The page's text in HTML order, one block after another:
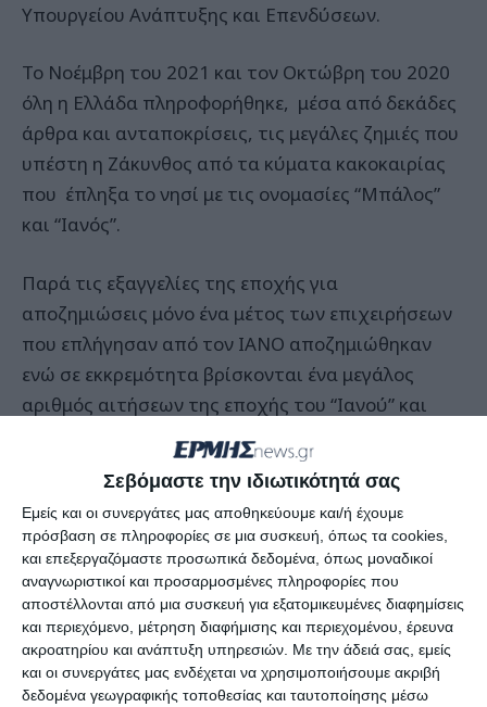
Σεβόμαστε την ιδιωτικότητά σας
Εμείς και οι συνεργάτες μας αποθηκεύουμε και/ή έχουμε
πρόσβαση σε πληροφορίες σε μια συσκευή, όπως τα cookies,
και επεξεργαζόμαστε προσωπικά δεδομένα, όπως μοναδικοί
αναγνωριστικοί και προσαρμοσμένες πληροφορίες που
αποστέλλονται από μια συσκευή για εξατομικευμένες διαφημίσεις
και περιεχόμενο, μέτρηση διαφήμισης και περιεχομένου, έρευνα
ακροατηρίου και ανάπτυξη υπηρεσιών. Με την άδειά σας, εμείς
και οι συνεργάτες μας ενδέχεται να χρησιμοποιήσουμε ακριβή
δεδομένα γεωγραφικής τοποθεσίας και ταυτοποίησης μέσω
Υπουργείου Ανάπτυξης και Επενδύσεων.
Το Νοέμβρη του 2021 και τον Οκτώβρη του 2020
όλη η Ελλάδα πληροφορήθηκε, μέσα από δεκάδες
άρθρα και ανταποκρίσεις, τις μεγάλες ζημιές που
υπέστη η Ζάκυνθος από τα κύματα κακοκαιρίας
που έπληξα το νησί με τις ονομασίες “Μπάλος”
και “Ιανός”.
Παρά τις εξαγγελίες της εποχής για
αποζημιώσεις μόνο ένα μέτος των επιχειρήσεων
που επλήγησαν από τον ΙΑΝΟ αποζημιώθηκαν
ενώ σε εκκρεμότητα βρίσκονται ένα μεγάλος
αριθμός αιτήσεων της εποχής του “Ιανού” και
όλες οι αιτήσεις που υποβλήθηκαν για
αποζημιώσεις της εποχής του “Μπάλου”.
Συγκεκριμένα από το υπουργείο Ανάπτυξης και
Επενδύσεων ανακοινώθηκε η προκήρυξη της
δράσης «Επιχορήγηση υφιστάμενων
επιχειρήσεων που έχουν πληγεί από την
πανδημία, σε περιοχές που υπέστησαν μεγάλες
φυσικές καταστροφές».